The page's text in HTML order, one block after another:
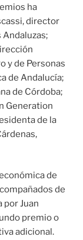
ha
director
y de Personas
de Andalucía;
de Córdoba;
Generation
de la
de
de
Juan
premio o
adicional.